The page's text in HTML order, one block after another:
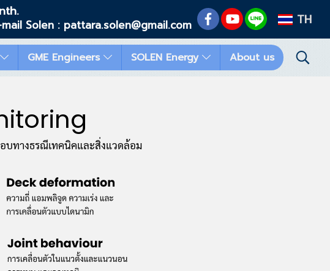
Solen : pattara.solen@gmail.com TH
GME Engineers SOLEN Energy About us
บทางธรณีเทคนิคและสิ่งแวดล้อม